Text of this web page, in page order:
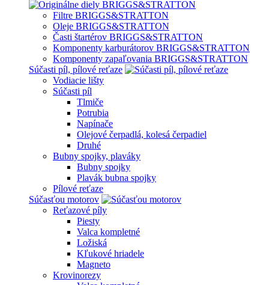
Filtre BRIGGS&STRATTON
Oleje BRIGGS&STRATTON
Časti štartérov BRIGGS&STRATTON
Komponenty karburátorov BRIGGS&STRATTON
Komponenty zapaľovania BRIGGS&STRATTON
Súčasti píl, pílové reťaze
Vodiacie lišty
Súčasti píl
Tlmiče
Potrubia
Napínače
Olejové čerpadlá, kolesá čerpadiel
Druhé
Bubny spojky, plaváky
Bubny spojky
Plavák bubna spojky
Pílové reťaze
Súčasťou motorov
Reťazové píly
Piesty
Valca kompletné
Ložiská
Kľukové hriadele
Magneto
Krovinorezy